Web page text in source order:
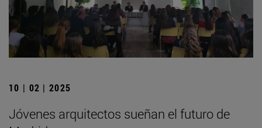
10 | 02 | 2025
Jóvenes arquitectos sueñan el futuro de